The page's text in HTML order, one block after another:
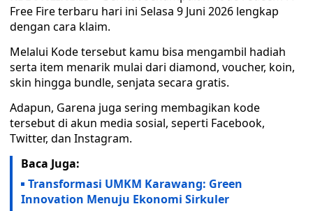
Free Fire terbaru hari ini Selasa 9 Juni 2026 lengkap
dengan cara klaim.
Melalui Kode tersebut kamu bisa mengambil hadiah
serta item menarik mulai dari diamond, voucher, koin,
skin hingga bundle, senjata secara gratis.
Adapun, Garena juga sering membagikan kode
tersebut di akun media sosial, seperti Facebook,
Twitter, dan Instagram.
Baca Juga:
Transformasi UMKM Karawang: Green
Innovation Menuju Ekonomi Sirkuler